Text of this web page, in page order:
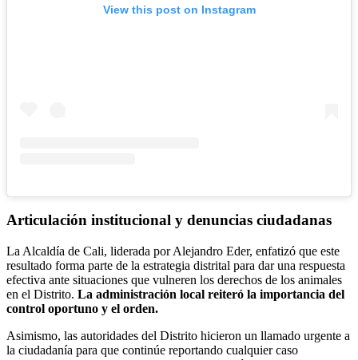
View this post on Instagram
Articulación institucional y denuncias ciudadanas
La Alcaldía de Cali, liderada por Alejandro Eder, enfatizó que este
resultado forma parte de la estrategia distrital para dar una respuesta
efectiva ante situaciones que vulneren los derechos de los animales
en el Distrito. La administración local reiteró la importancia del
control oportuno y el orden.
Asimismo, las autoridades del Distrito hicieron un llamado urgente a
la ciudadanía para que continúe reportando cualquier caso